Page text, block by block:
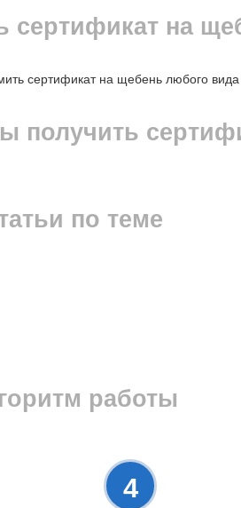
сертификат на
сертификат на щебень любого вида
получить
по теме
работы
4